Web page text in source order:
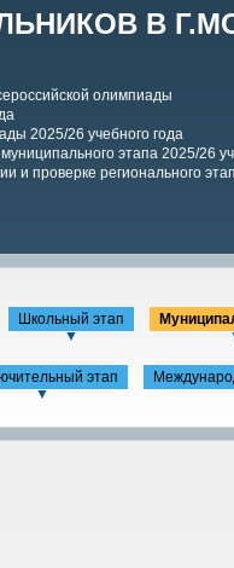
В
олимпиады
2025/26 учебного года
этапа 2025/26
проверке регионального
Школьный этап
▼
этап
▼